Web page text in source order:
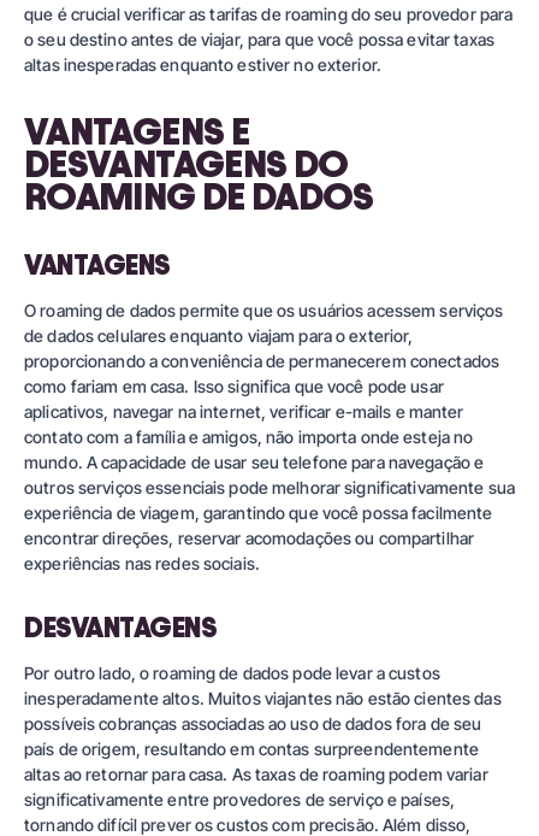
que é crucial verificar as tarifas de roaming do seu provedor para
o seu destino antes de viajar, para que você possa evitar taxas
altas inesperadas enquanto estiver no exterior.
VANTAGENS E
DESVANTAGENS DO
ROAMING DE DADOS
VANTAGENS
O roaming de dados permite que os usuários acessem serviços
de dados celulares enquanto viajam para o exterior,
proporcionando a conveniência de permanecerem conectados
como fariam em casa. Isso significa que você pode usar
aplicativos, navegar na internet, verificar e-mails e manter
contato com a família e amigos, não importa onde esteja no
mundo. A capacidade de usar seu telefone para navegação e
outros serviços essenciais pode melhorar significativamente sua
experiência de viagem, garantindo que você possa facilmente
encontrar direções, reservar acomodações ou compartilhar
experiências nas redes sociais.
DESVANTAGENS
Por outro lado, o roaming de dados pode levar a custos
inesperadamente altos. Muitos viajantes não estão cientes das
possíveis cobranças associadas ao uso de dados fora de seu
país de origem, resultando em contas surpreendentemente
altas ao retornar para casa. As taxas de roaming podem variar
significativamente entre provedores de serviço e países,
tornando difícil prever os custos com precisão. Além disso,